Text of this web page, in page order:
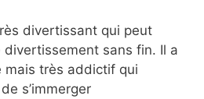
divertissant qui peut
sans fin. Il a
mais très addictif qui
s’immerger